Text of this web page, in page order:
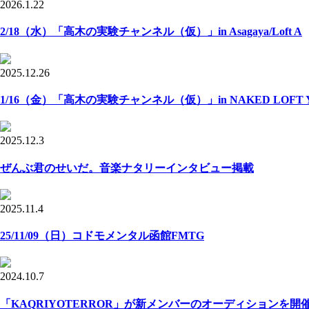
2026.1.22
2/18（水）「高木の実験チャンネル（仮）」in Asagaya/Loft A
2025.12.26
1/16（金）「高木の実験チャンネル（仮）」in NAKED LOFT
2025.12.3
ぜんぶ君のせいだ。音楽ナタリーインタビュー掲載
2025.11.4
25/11/09（日）コドモメンタル函館FMTG
2024.10.7
「KAQRIYOTERROR」が新メンバーのオーディションを開